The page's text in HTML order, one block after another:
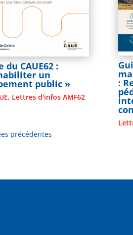
du CAUE62 :
un
public »
, Lettres d'infos AMF62
:
précédentes